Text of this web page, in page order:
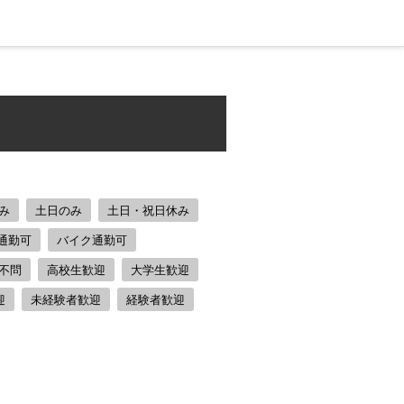
土日のみ 土日・祝日休み
勤可 バイク通勤可
問 高校生歓迎 大学生歓迎
未経験者歓迎 経験者歓迎